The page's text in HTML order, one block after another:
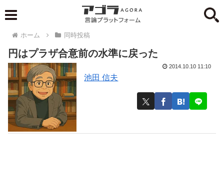
ホーム 同時投稿
円はプラザ合意前の水準に戻った
池田 信夫
2014.10.10 11:10